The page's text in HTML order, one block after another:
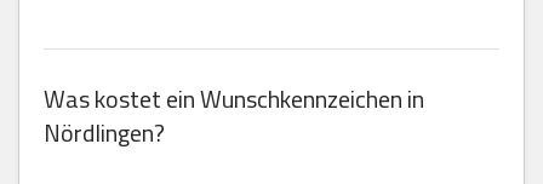
Was kostet ein Wunschkennzeichen in
Nördlingen?